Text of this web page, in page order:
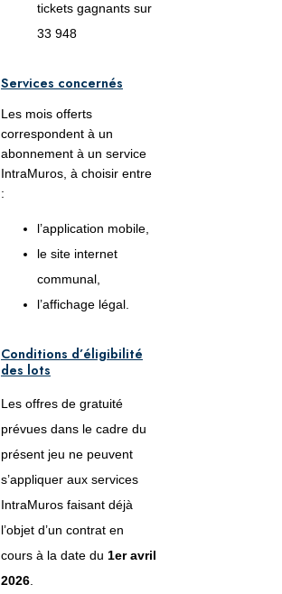
tickets gagnants sur
33 948
Services concernés
Les mois offerts
correspondent à un
abonnement à un service
IntraMuros, à choisir entre
:
l’application mobile,
le site internet
communal,
l’affichage légal.
Conditions d’éligibilité
des lots
Les offres de gratuité
prévues dans le cadre du
présent jeu ne peuvent
s’appliquer aux services
IntraMuros faisant déjà
l’objet d’un contrat en
cours à la date du 1er avril
2026.